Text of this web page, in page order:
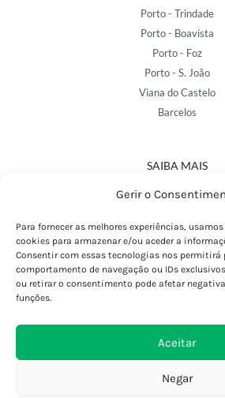
Gerir o
Para fornecer as melhores experiências,
cookies para armazenar e/ou aceder a
Consentir com essas tecnologias nos permitirá
comportamento de navegação ou IDs
ou retirar o consentimento pode afetar
funções.
Aceitar
Negar
Porto - Trindade
Porto - Boavista
Porto - Foz
Porto - S. João
Viana do Castelo
Barcelos
SAIBA MAIS
Política de Privacidade
Termos e Condições
Perguntas
Custos de Envio
Encomendas
Devoluções e Trocas